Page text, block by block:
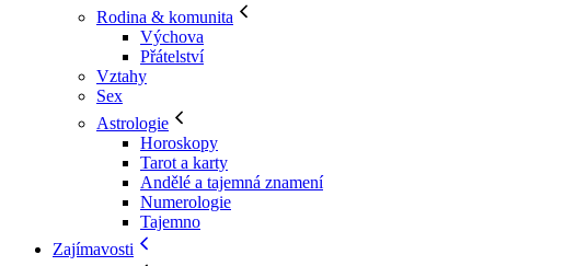
Rodina & komunita
Výchova
Přátelství
Vztahy
Sex
Astrologie
Horoskopy
Tarot a karty
Andělé a tajemná znamení
Numerologie
Tajemno
Zajímavosti